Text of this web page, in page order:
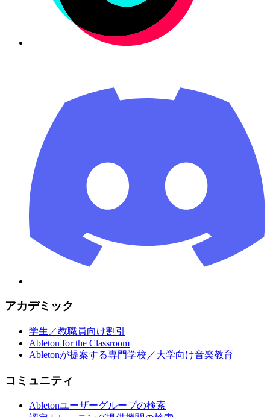
アカデミック
学生／教職員向け割引
Ableton for the Classroom
Abletonが提案する専門学校／大学向け音楽教育
コミュニティ
Abletonユーザーグループの検索